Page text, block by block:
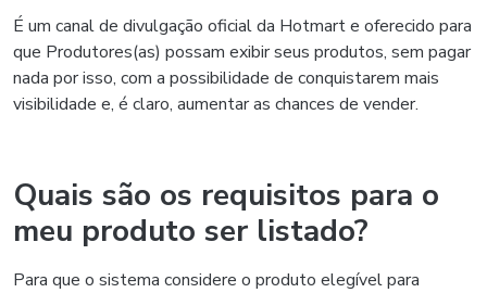
É um canal de divulgação oficial da Hotmart e oferecido para
que Produtores(as) possam exibir seus produtos, sem pagar
nada por isso, com a possibilidade de conquistarem mais
visibilidade e, é claro, aumentar as chances de vender.
Quais são os requisitos para o
meu produto ser listado?
Para que o sistema considere o produto elegível para